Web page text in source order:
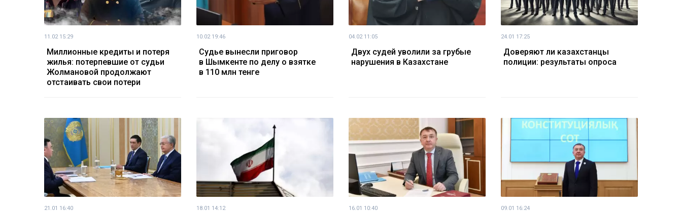
11.02 15:29
Миллионные кредиты и потеря
жилья: потерпевшие от судьи
Жолмановой продолжают
отстаивать свои потери
10.02 19:46
Судье вынесли приговор
в Шымкенте по делу о взятке
в 110 млн тенге
04.02 11:05
Двух судей уволили за грубые
нарушения в Казахстане
24.01 17:25
Доверяют ли казахстанцы
полиции: результаты опроса
21.01 16:40 18.01 14:12 16.01 10:40 09.01 16:24